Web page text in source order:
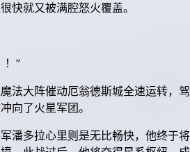
快就又被满腔怒火覆盖。
！”
法大阵催动厄翁德斯城全速运转，驾
向了火星军团。
潘多拉心里则是无比畅快，他终于将